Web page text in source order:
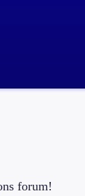
forum!